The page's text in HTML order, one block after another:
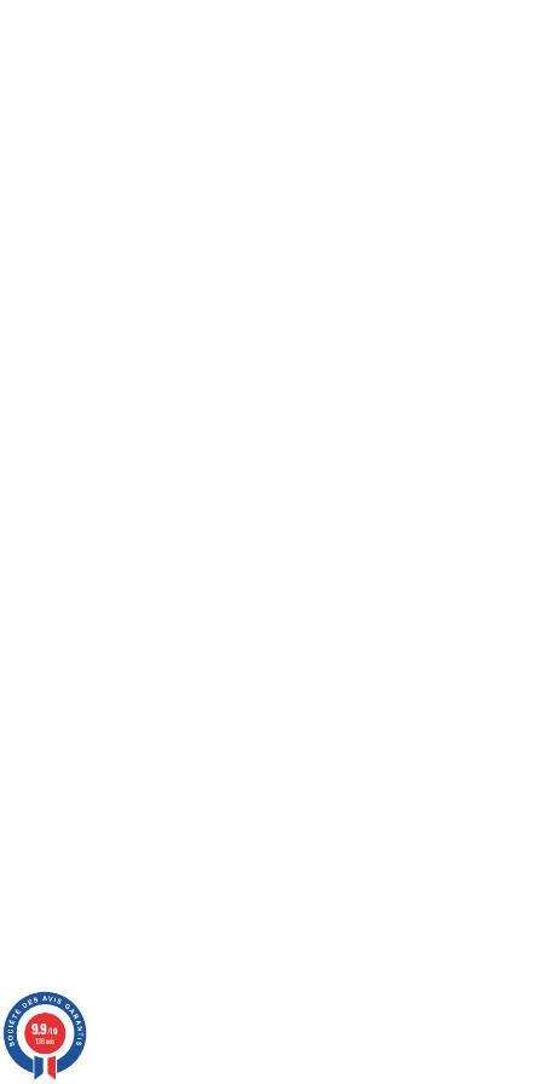
9.9/10
138 avis